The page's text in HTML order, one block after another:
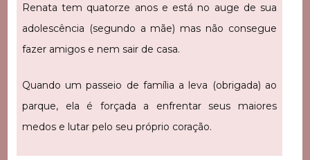
Renata tem quatorze anos e está no auge de sua
adolescência (segundo a mãe) mas não consegue
fazer amigos e nem sair de casa.
Quando um passeio de família a leva (obrigada) ao
parque, ela é forçada a enfrentar seus maiores
medos e lutar pelo seu próprio coração.